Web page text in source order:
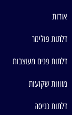
אודות
דלתות פולימר
דלתות פנים מעוצבות
מזוזות שקועות
דלתות כניסה